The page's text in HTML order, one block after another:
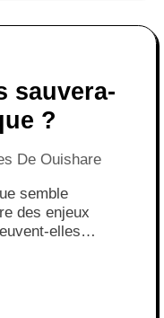
sauvera-
?
De Ouishare
semble
des enjeux
elles